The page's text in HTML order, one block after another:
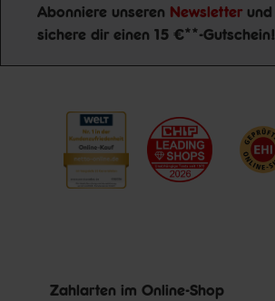
Newsletter Anmeldung
Abonniere unseren Newsletter und
sichere dir einen 15 €**-Gutschein!
Zahlarten im Online-Shop